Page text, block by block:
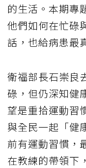
的生活。本期專
他們如何在忙碌
話，也給病患最
衛福部長石崇良
碌，但仍深知健
望是重拾運動習
與全民一起「健
前有運動習慣，
在教練的帶領下